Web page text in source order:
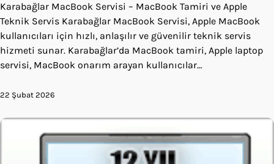
Karabağlar MacBook Servisi – MacBook Tamiri ve Apple
Teknik Servis Karabağlar MacBook Servisi, Apple MacBook
kullanıcıları için hızlı, anlaşılır ve güvenilir teknik servis
hizmeti sunar. Karabağlar’da MacBook tamiri, Apple laptop
servisi, MacBook onarım arayan kullanıcılar…
22 Şubat 2026